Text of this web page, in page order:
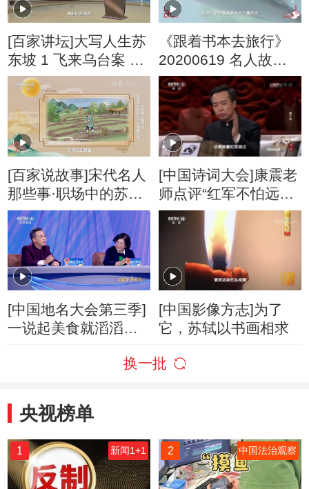
[百家讲坛]大写人生苏
东坡 1 飞来乌台案 苏
轼被贬引百官求情
《跟着书本去旅行》
20200619 名人故事
之旅——苏轼与美食
[百家说故事]宋代名人
那些事·职场中的苏轼
为什么屡受打击
[中国诗词大会]康震老
师点评“红军不怕远征
难，万水千山只等闲”
[中国地名大会第三季]
一说起美食就滔滔不
[中国影像方志]为了
它，苏轼以书画相求
换一批
央视榜单
1 新闻1+1 2 中国法治观察